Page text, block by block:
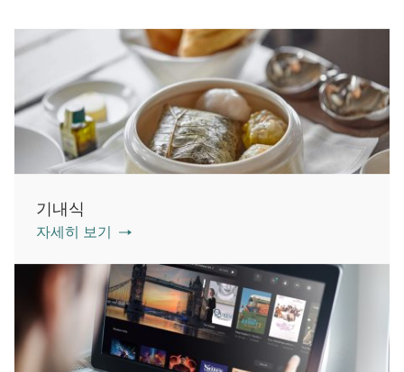
기내식
자세히 보기